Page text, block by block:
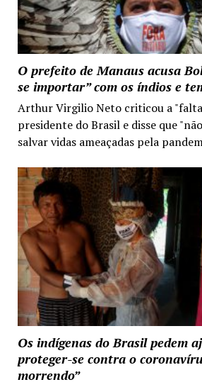
O prefeito de Manaus acusa
se importar” com os índios e
Arthur Virgilio Neto criticou a
presidente do Brasil e disse que
salvar vidas ameaçadas pela
Os indígenas do Brasil pedem
proteger-se contra o
morrendo”